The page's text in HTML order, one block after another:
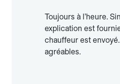
Toujours à l’heure.
explication est
chauffeur est
agréables.